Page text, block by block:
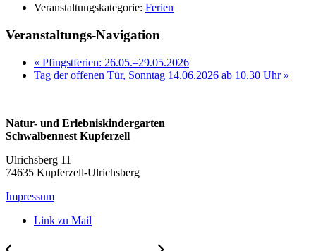
Veranstaltungskategorie: Ferien
Veranstaltungs-Navigation
« Pfingstferien: 26.05.–29.05.2026
Tag der offenen Tür, Sonntag 14.06.2026 ab 10.30 Uhr »
Natur- und Erlebniskindergarten
Schwalbennest Kupferzell
Ulrichsberg 11
74635 Kupferzell-Ulrichsberg
Impressum
Link zu Mail